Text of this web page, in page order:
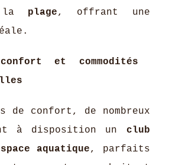
la plage, offrant une
et commodités
de confort, de nombreux
à disposition un club
aquatique, parfaits